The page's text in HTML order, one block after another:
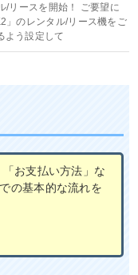
/リースを開始！ ご要望に
」のレンタル/リース機をご
よう設定して
お支払い方法」な
の基本的な流れを